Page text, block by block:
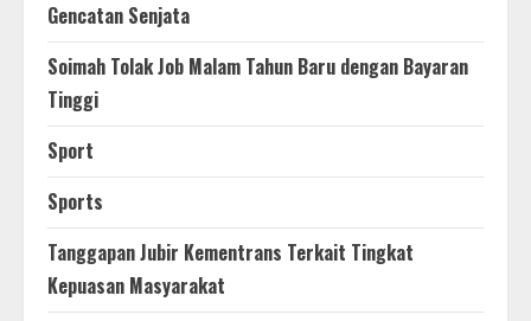
Gencatan Senjata
Soimah Tolak Job Malam Tahun Baru dengan Bayaran
Tinggi
Sport
Sports
Tanggapan Jubir Kementrans Terkait Tingkat
Kepuasan Masyarakat